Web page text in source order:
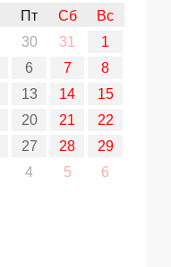
Пт Сб
Вс
30 31
1
6 7
8
13 14
15
20 21
22
27 28
29
4 5 6